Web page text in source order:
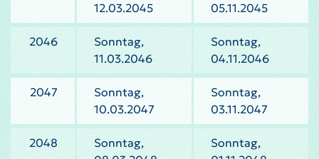
12.03.2045
05.11.2045
2046
Sonntag,
11.03.2046
Sonntag,
04.11.2046
2047
Sonntag,
10.03.2047
Sonntag,
03.11.2047
2048
Sonntag,
Sonntag,